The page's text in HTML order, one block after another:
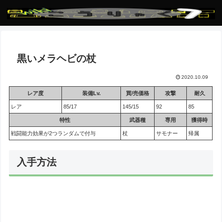
黒いメラヘビの杖
2020.10.09
レア度 装備Lv. 買/売価格 攻撃 耐久
レア 85/17 145/15 92 85
特性 武器種 専用 獲得時
戦闘能力効果が2つランダムで付与 杖 サモナー 帰属
入手方法